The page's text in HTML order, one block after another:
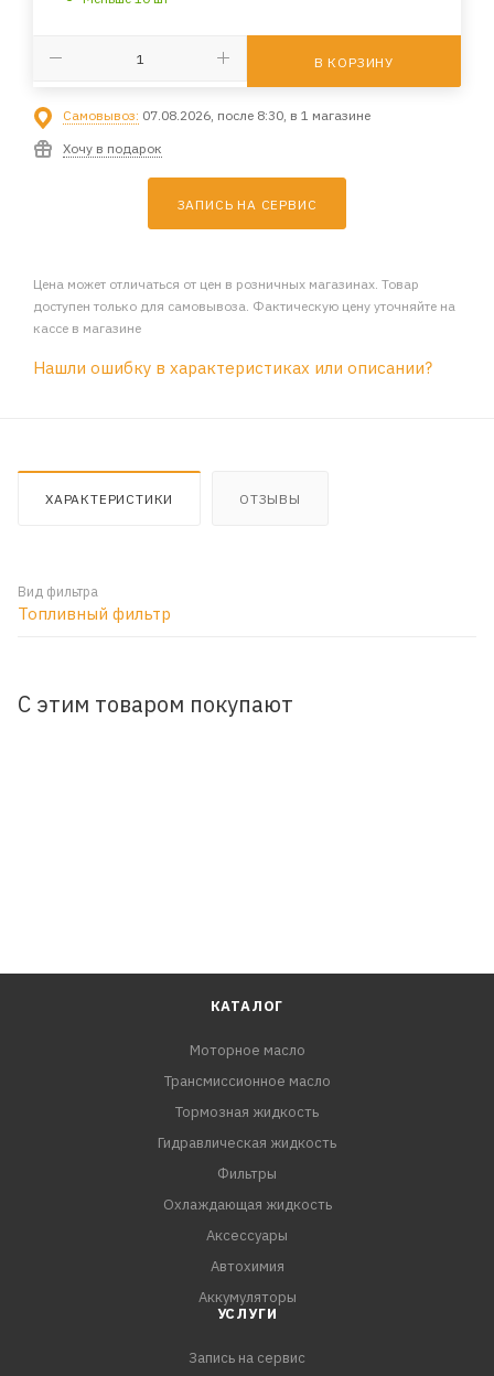
В КОРЗИНУ
Самовывоз: 07.08.2026, после 8:30, в 1 магазине
Хочу в подарок
ЗАПИСЬ НА СЕРВИС
Цена может отличаться от цен в розничных магазинах. Товар
доступен только для самовывоза. Фактическую цену уточняйте на
кассе в магазине
Нашли ошибку в характеристиках или описании?
ХАРАКТЕРИСТИКИ ОТЗЫВЫ
Вид фильтра
Топливный фильтр
С этим товаром покупают
КАТАЛОГ
Моторное масло
Трансмиссионное масло
Тормозная жидкость
Гидравлическая жидкость
Фильтры
Охлаждающая жидкость
Аксессуары
Автохимия
Аккумуляторы
УСЛУГИ
Запись на сервис